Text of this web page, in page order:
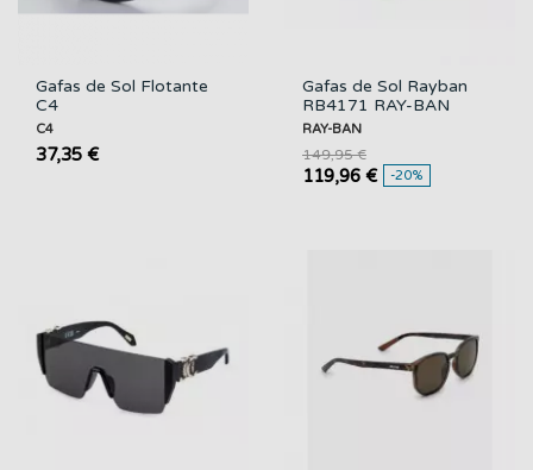
Gafas de Sol Flotante
C4
C4
37,35 €
Gafas de Sol Rayban
RB4171 RAY-BAN
RAY-BAN
119,96 €
149,95 €
-20%